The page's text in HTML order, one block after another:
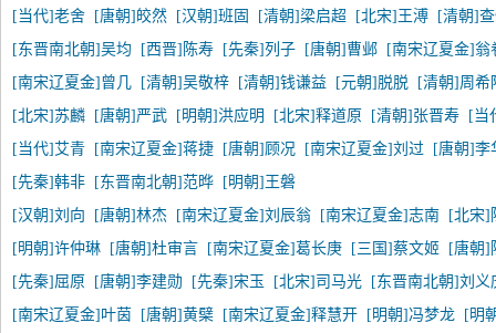
[当代]老舍
[唐朝]皎然 [汉朝]班固 [清朝]梁启超 [北宋]王溥
[清朝]
[东晋南北朝]吴均
[西晋]陈寿 [先秦]列子 [唐朝]曹邺
[南宋辽夏金]翁
[南宋辽夏金]曾几
[清朝]吴敬梓 [清朝]钱谦益 [元朝]脱脱
[清朝]周希
[北宋]苏麟
[唐朝]严武 [明朝]洪应明 [北宋]释道原 [清朝]张晋寿
[当
[当代]艾青
[南宋辽夏金]蒋捷 [唐朝]顾况 [南宋辽夏金]刘过
[唐朝]李
[先秦]韩非
[东晋南北朝]范晔
[明朝]王磐
[汉朝]刘向
[唐朝]林杰 [南宋辽夏金]刘辰翁 [南宋辽夏金]志南
[北宋]
[明朝]许仲琳
[唐朝]杜审言 [南宋辽夏金]葛长庚 [三国]蔡文姬
[唐朝]
[先秦]屈原
[唐朝]李建勋 [先秦]宋玉 [北宋]司马光
[东晋南北朝]刘义
[南宋辽夏金]叶茵
[唐朝]黄檗 [南宋辽夏金]释慧开 [明朝]冯梦龙
[明